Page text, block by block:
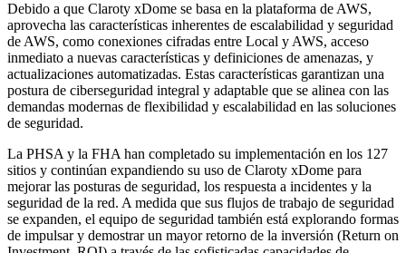
Debido a que Claroty xDome se basa en la plataforma de AWS,
aprovecha las características inherentes de escalabilidad y seguridad
de AWS, como conexiones cifradas entre Local y AWS, acceso
inmediato a nuevas características y definiciones de amenazas, y
actualizaciones automatizadas. Estas características garantizan una
postura de ciberseguridad integral y adaptable que se alinea con las
demandas modernas de flexibilidad y escalabilidad en las soluciones
de seguridad.
La PHSA y la FHA han completado su implementación en los 127
sitios y continúan expandiendo su uso de Claroty xDome para
mejorar las posturas de seguridad, los respuesta a incidentes y la
seguridad de la red. A medida que sus flujos de trabajo de seguridad
se expanden, el equipo de seguridad también está explorando formas
de impulsar y demostrar un mayor retorno de la inversión (Return on